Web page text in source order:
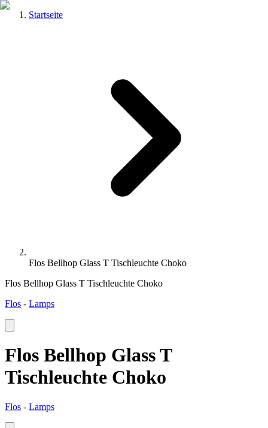
Startseite
Flos Bellhop Glass T Tischleuchte Choko
Flos Bellhop Glass T Tischleuchte Choko
Flos - Lamps
Flos Bellhop Glass T
Tischleuchte Choko
Flos - Lamps